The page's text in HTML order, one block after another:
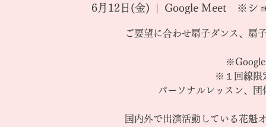
6月12日(金) Google Meet ※ショ
ご要望に合わせ扇子ダンス、扇
※Google
※１回線限
パーソナルレッスン、
国内外で出演活動している花魁